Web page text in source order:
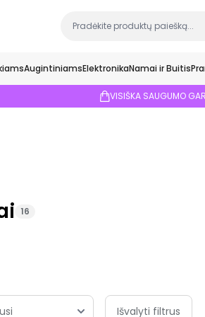
AugintiniamsElektronikaNamai ir Buitis
VISIŠKA SAUGUMO
16
Išvalyti filtrus